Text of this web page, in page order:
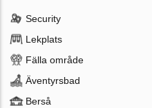
Security
Lekplats
Fälla område
Äventyrsbad
Berså